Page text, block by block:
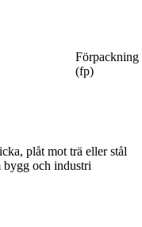
Förpackning
(fp)